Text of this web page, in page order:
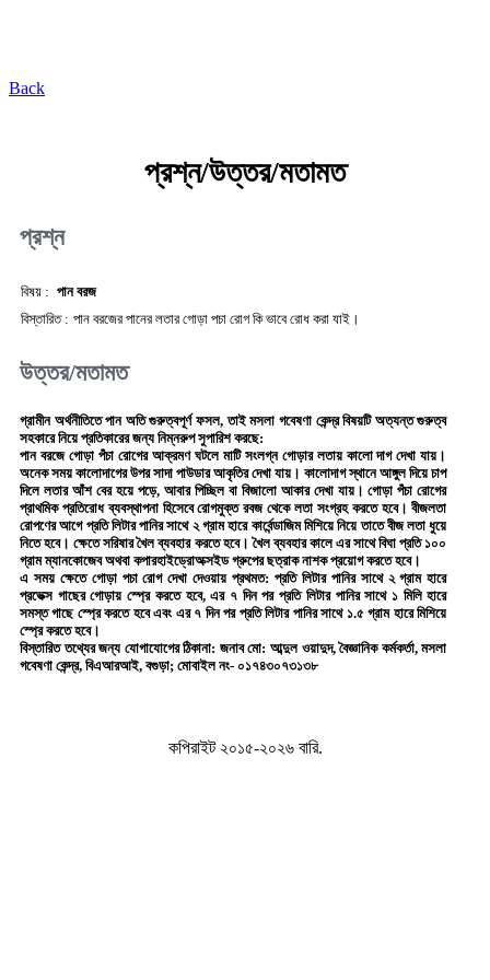
Back
প্রশ্ন/উত্তর/মতামত
প্রশ্ন
বিষয় : পান বরজ
বিস্তারিত : পান বরজের পানের লতার গোড়া পচা রোগ কি ভাবে রোধ করা যাই।
উত্তর/মতামত
গ্রামীন অর্থনীতিতে পান অতি গুরুত্বপূর্ণ ফসল, তাই মসলা গবেষণা কেন্দ্র বিষয়টি অত্যন্ত গুরুত্ব
সহকারে নিয়ে প্রতিকারের জন্য নিম্নরুপ সুপারিশ করছে:
পান বরজে গোড়া পঁচা রোগের আক্রমণ ঘটলে মাটি সংলগ্ন গোড়ার লতায় কালো দাগ দেখা যায়।
অনেক সময় কালোদাগের উপর সাদা পাউডার আকৃতির দেখা যায়। কালোদাগ স্থানে আঙ্গুল দিয়ে চাপ
দিলে লতার আঁশ বের হয়ে পড়ে, আবার পিচ্ছিল বা বিজালো আকার দেখা যায়। গোড়া পঁচা রোগের
প্রাথমিক প্রতিরোধ ব্যবস্থাপনা হিসেবে রোগমুক্ত রবজ থেকে লতা সংগ্রহ করতে হবে। বীজলতা
রোপণের আগে প্রতি লিটার পানির সাথে ২ গ্রাম হারে কার্বেন্ডাজিম মিশিয়ে নিয়ে তাতে বীজ লতা ধুয়ে
নিতে হবে। ক্ষেতে সরিষার খৈল ব্যবহার করতে হবে। খৈল ব্যবহার কালে এর সাথে বিঘা প্রতি ১০০
গ্রাম ম্যানকোজেব অথবা কপারহাইড্রোঅক্সইড গ্রুপের ছত্রাক নাশক প্রয়োগ করতে হবে।
এ সময় ক্ষেতে গোড়া পচা রোগ দেখা দেওয়ায় প্রথমত: প্রতি লিটার পানির সাথে ২ গ্রাম হারে
প্রভেক্স গাছের গোড়ায় স্প্রে করতে হবে, এর ৭ দিন পর প্রতি লিটার পানির সাথে ১ মিলি হারে
সমস্ত গাছে স্প্রে করতে হবে এবং এর ৭ দিন পর প্রতি লিটার পানির সাথে ১.৫ গ্রাম হারে মিশিয়ে
স্প্রে করতে হবে।
বিস্তারিত তথ্যের জন্য যোগাযোগের ঠিকানা: জনাব মো: আব্দুল ওয়াদুদ, বৈজ্ঞানিক কর্মকর্তা, মসলা
গবেষণা কেন্দ্র, বিএআরআই, বগুড়া; মোবাইল নং- ০১৭৪৩০৭৩১৩৮
কপিরাইট ২০১৫-২০২৬ বারি.